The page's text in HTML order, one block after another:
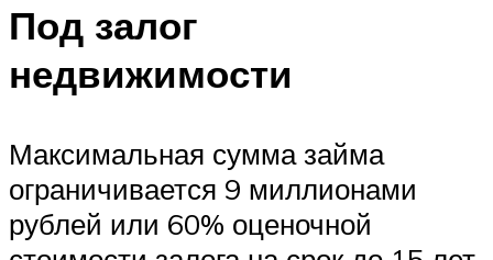
Под залог
недвижимости
Максимальная сумма займа
ограничивается 9 миллионами
рублей или 60% оценочной